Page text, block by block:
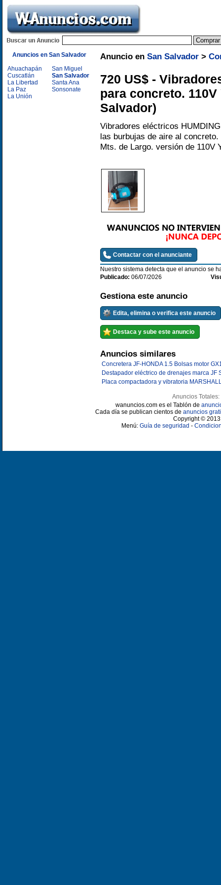
Anuncios en San Salvador
Ahuachapán
Cuscatlán
La Libertad
La Paz
La Unión
San Miguel
San Salvador
Santa Ana
Sonsonate
Anuncio en San Salvador >
720 US$ -
para concreto. 110V
Salvador)
Vibradores eléctricos
las burbujas de aire al
Mts. de Largo. versión de 110V
Contactar con el anunciante
Nuestro sistema detecta que el anuncio se
Publicado: 06/07/2026
Gestiona este anuncio
Edita, elimina o verifica este anuncio
Destaca y sube este anuncio
Anuncios similares
Concretera JF-HONDA 1.5 Bolsas motor
Destapador eléctrico de drenajes marca JF
Placa compactadora y vibratoria
Anuncios Totales:
wanuncios.com es el Tablón de
Cada día se publican cientos de anuncios
Copyright ©
Menú: Guía de seguridad -